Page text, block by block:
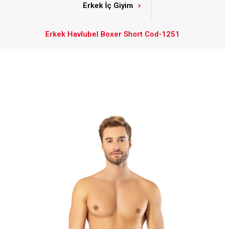
Erkek İç Giyim
Erkek Havlubel Boxer Short Cod-1251